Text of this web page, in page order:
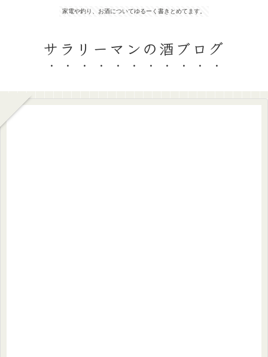
家電や釣り、お酒についてゆるーく書きとめてます。
サラリーマンの酒ブログ